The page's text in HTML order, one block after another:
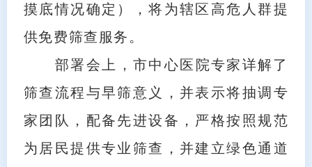
摸底情况确定），将为辖区高危人群提
供免费筛查服务。
部署会上，市中心医院专家详解了
筛查流程与早筛意义，并表示将抽调专
家团队，配备先进设备，严格按照规范
为居民提供专业筛查，并建立绿色通道